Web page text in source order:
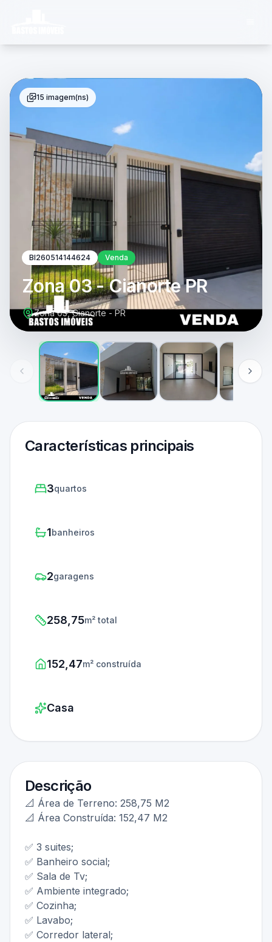
BI260514144624 Venda
Zona 03 - Cianorte PR
Zona 03, Cianorte - PR
15 imagem(ns)
Características principais
3quartos
1banheiros
2garagens
258,75m² total
152,47m² construída
Casa
Descrição
📐 Área de Terreno: 258,75 M2
📐 Área Construída: 152,47 M2
✅ 3 suites;
✅ Banheiro social;
✅ Sala de Tv;
✅ Ambiente integrado;
✅ Cozinha;
✅ Lavabo;
✅ Corredor lateral;